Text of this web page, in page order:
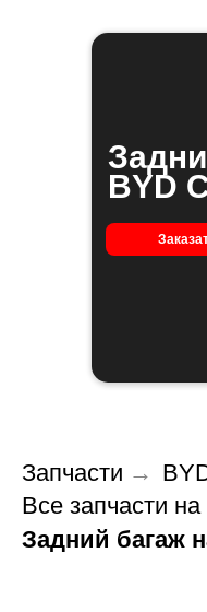
BYD
Запчасти →
Все запчасти
Задний багаж